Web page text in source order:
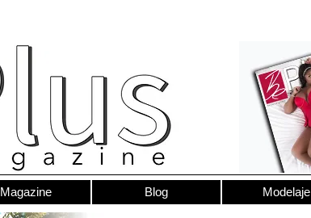
Magazine Blog Modelaje